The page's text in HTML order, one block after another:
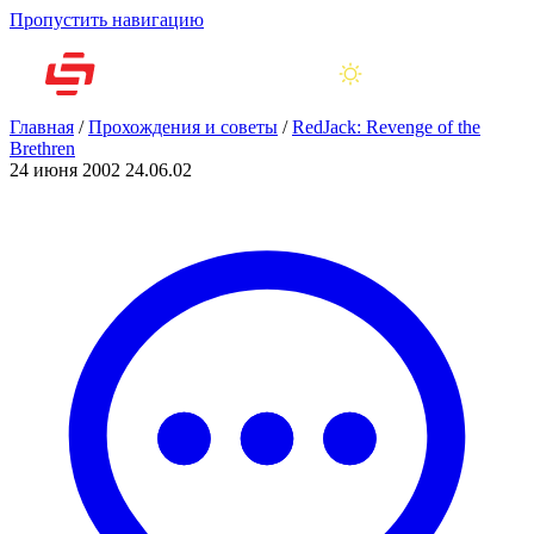
Пропустить навигацию
Главная /Прохождения и советы /RedJack: Revenge of the
Brethren
24 июня 2002 24.06.02